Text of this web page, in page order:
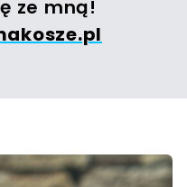
ze mną!